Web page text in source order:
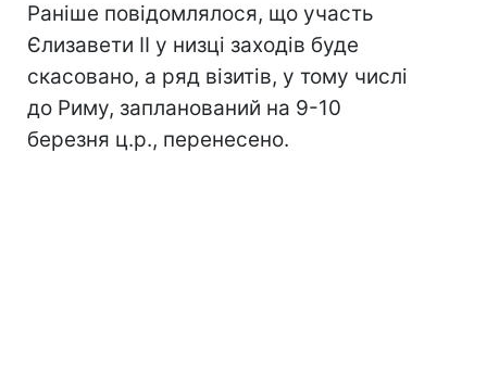
Раніше повідомлялося, що участь
Єлизавети II у низці заходів буде
скасовано, а ряд візитів, у тому числі
до Риму, запланований на 9-10
березня ц.р., перенесено.